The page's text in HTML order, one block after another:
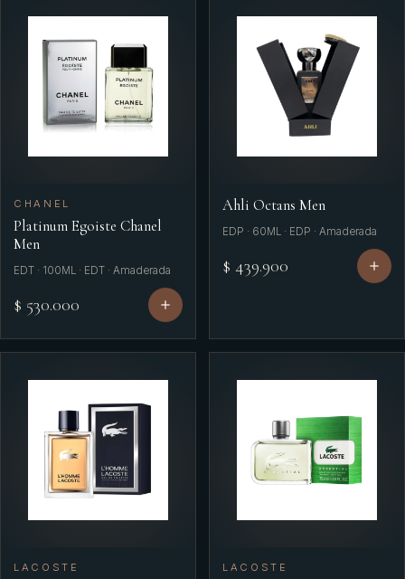
CHANEL
Platinum Egoiste Chanel
Men
EDT · 100ML · EDT · Amaderada
$ 530.000
Ahli Octans Men
EDP · 60ML · EDP · Amaderada
$ 439.900
LACOSTE LACOSTE